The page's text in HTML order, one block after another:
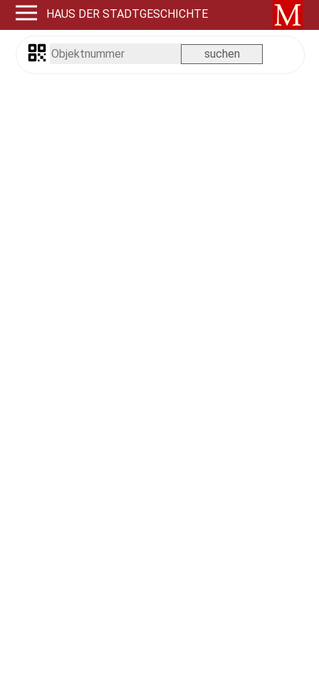
HAUS DER STADTGESCHICHTE